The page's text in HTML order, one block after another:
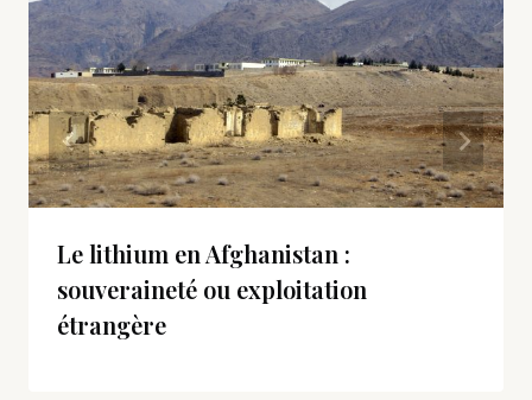
Le lithium en Afghanistan :
souveraineté ou exploitation
étrangère